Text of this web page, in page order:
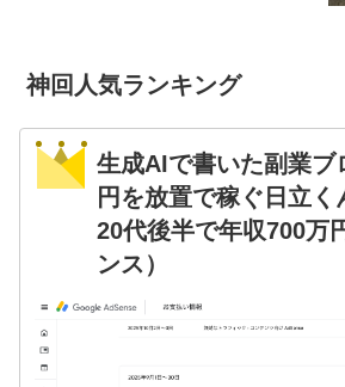
神回人気ランキング
生成AIで書いた副業ブ
円を放置で稼ぐ日立く
20代後半で年収700万
ンス）